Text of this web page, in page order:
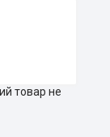
товар не